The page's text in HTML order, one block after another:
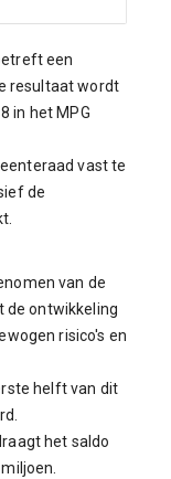
een
resultaat wordt
in het MPG
vast te
de
van de
de ontwikkeling
risico's en
helft van dit
het saldo